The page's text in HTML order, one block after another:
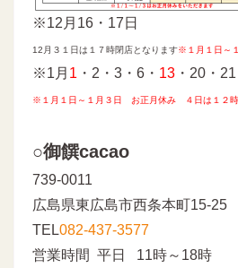
※12月16・17日
12月３１日は１７時閉店となります※ １月１日～
※1月 1 ・2・3・6・ 13 ・20・
※ １月１日～１月３日 お正月休み ４日は１２時
○御饌cacao
739-0011
広島県東広島市西条本町15-25
TEL082-437-3577
営業時間 平日 11時～18時